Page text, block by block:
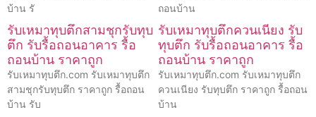
บ้าน รั
ถอนบ้าน
รับเหมาทุบตึกสามชุกรับทุบ
ตึก รับรื้อถอนอาคาร รื้อ
ถอนบ้าน ราคาถูก
รับเหมาทุบตึก.com รับเหมาทุบตึก
สามชุกรับทุบตึก ราคาถูก รื้อถอน
บ้าน รับ
รับเหมาทุบตึกควนเนียง รับ
ทุบตึก รับรื้อถอนอาคาร รื้อ
ถอนบ้าน ราคาถูก
รับเหมาทุบตึก.com รับเหมาทุบตึก
ควนเนียง รับทุบตึก ราคาถูก รื้อถอน
บ้าน